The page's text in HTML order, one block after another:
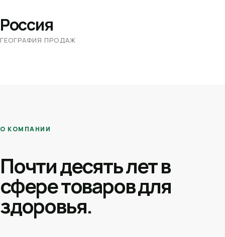
Россия
ГЕОГРАФИЯ ПРОДАЖ
О КОМПАНИИ
Почти десять лет в
сфере товаров для
здоровья.